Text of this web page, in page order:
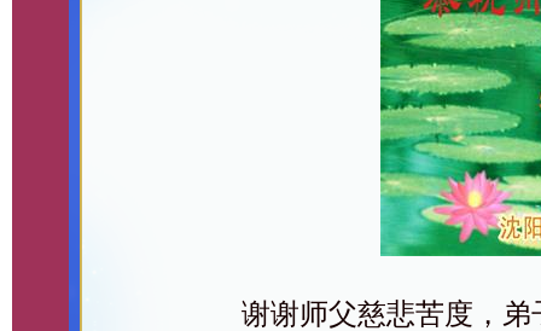
谢谢师父慈悲苦度，